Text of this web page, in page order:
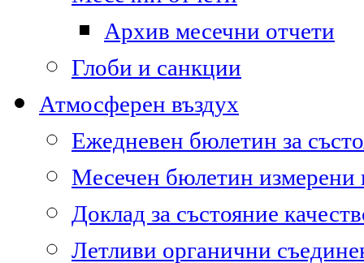
Архив месечни отчети
Глоби и санкции
Атмосферен въздух
Ежедневен бюлетин за
Месечен бюлетин
Доклад за състояние
Летливи органични